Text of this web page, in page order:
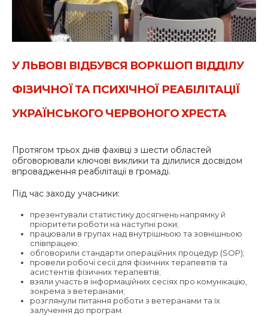
У ЛЬВОВІ ВІДБУВСЯ ВОРКШОП ВІДДІЛУ
ФІЗИЧНОЇ ТА ПСИХІЧНОЇ РЕАБІЛІТАЦІЇ
УКРАЇНСЬКОГО ЧЕРВОНОГО ХРЕСТА
Протягом трьох днів фахівці з шести областей
обговорювали ключові виклики та ділилися досвідом
впровадження реабілітації в громаді.
Під час заходу учасники:
презентували статистику досягнень напрямку й
пріоритети роботи на наступні роки;
працювали в групах над внутрішньою та зовнішньою
співпрацею;
обговорили стандарти операційних процедур (SOP);
провели робочі сесії для фізичних терапевтів та
асистентів фізичних терапевтів;
взяли участь в інформаційних сесіях про комунікацію,
зокрема з ветеранами;
розглянули питання роботи з ветеранами та їх
залучення до програм.